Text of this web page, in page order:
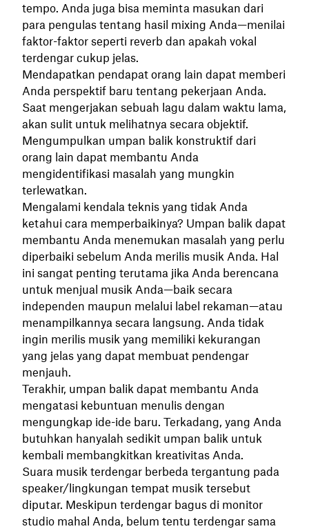
tempo. Anda juga bisa meminta masukan dari
para pengulas tentang hasil mixing Anda—menilai
faktor-faktor seperti reverb dan apakah vokal
terdengar cukup jelas.
Mendapatkan pendapat orang lain dapat memberi
Anda perspektif baru tentang pekerjaan Anda.
Saat mengerjakan sebuah lagu dalam waktu lama,
akan sulit untuk melihatnya secara objektif.
Mengumpulkan umpan balik konstruktif dari
orang lain dapat membantu Anda
mengidentifikasi masalah yang mungkin
terlewatkan.
Mengalami kendala teknis yang tidak Anda
ketahui cara memperbaikinya? Umpan balik dapat
membantu Anda menemukan masalah yang perlu
diperbaiki sebelum Anda merilis musik Anda. Hal
ini sangat penting terutama jika Anda berencana
untuk menjual musik Anda—baik secara
independen maupun melalui label rekaman—atau
menampilkannya secara langsung. Anda tidak
ingin merilis musik yang memiliki kekurangan
yang jelas yang dapat membuat pendengar
menjauh.
Terakhir, umpan balik dapat membantu Anda
mengatasi kebuntuan menulis dengan
mengungkap ide-ide baru. Terkadang, yang Anda
butuhkan hanyalah sedikit umpan balik untuk
kembali membangkitkan kreativitas Anda.
Suara musik terdengar berbeda tergantung pada
speaker/lingkungan tempat musik tersebut
diputar. Meskipun terdengar bagus di monitor
studio mahal Anda, belum tentu terdengar sama